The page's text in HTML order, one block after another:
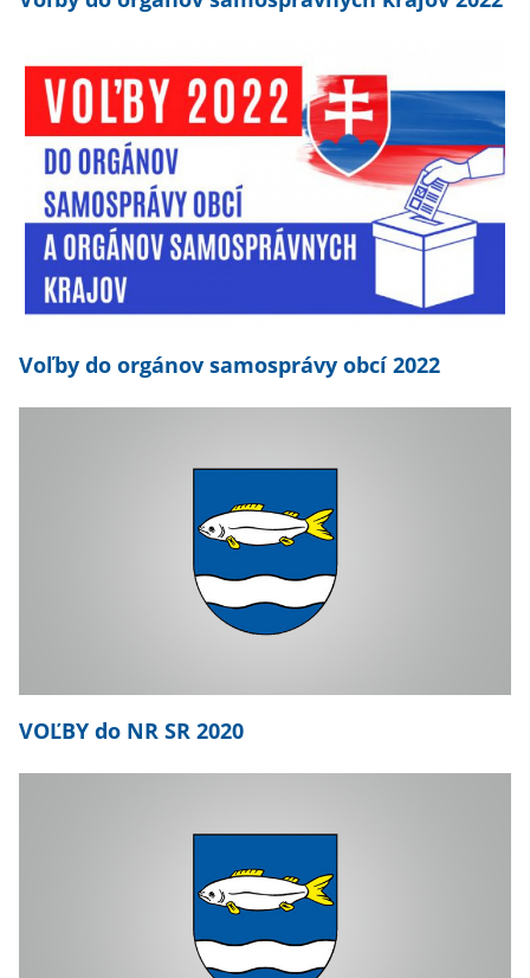
Voľby do orgánov samosprávy obcí 2022
VOĽBY do NR SR 2020